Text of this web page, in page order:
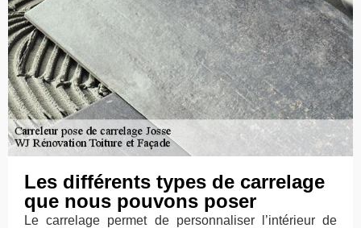
Les différents types de carrelage
que nous pouvons poser
Le carrelage permet de personnaliser l’intérieur de